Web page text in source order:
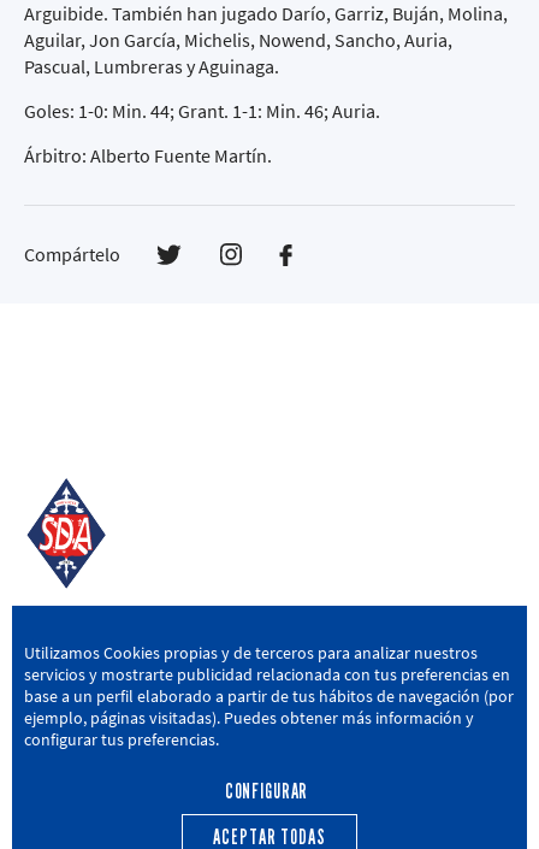
Arguibide. También han jugado Darío, Garriz, Buján, Molina,
Aguilar, Jon García, Michelis, Nowend, Sancho, Auria,
Pascual, Lumbreras y Aguinaga.
Goles: 1-0: Min. 44; Grant. 1-1: Min. 46; Auria.
Árbitro: Alberto Fuente Martín.
Compártelo
SD AMOREBIETA
San Miguel Kalea, 16, 48340 Amorebieta, Bizkaia
946 604 751 | sda@sdamorebieta.eus
Utilizamos Cookies propias y de terceros para analizar nuestros
servicios y mostrarte publicidad relacionada con tus preferencias en
base a un perfil elaborado a partir de tus hábitos de navegación (por
ejemplo, páginas visitadas). Puedes obtener más información y
configurar tus preferencias.
CONFIGURAR
ACEPTAR TODAS